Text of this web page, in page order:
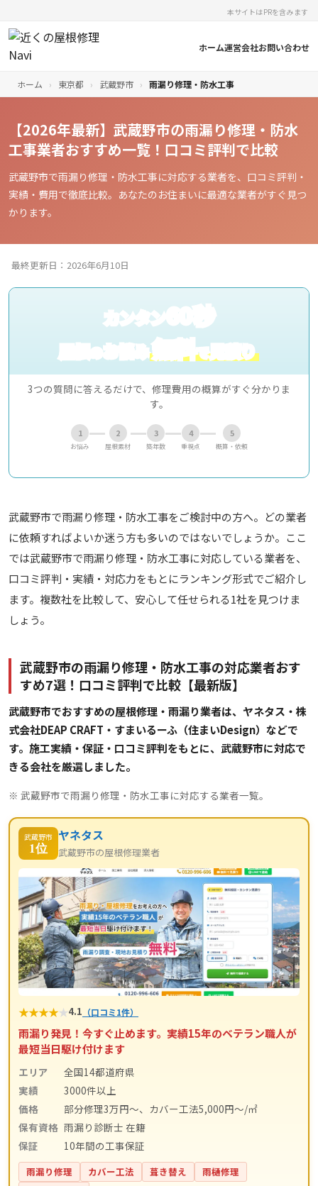
本サイトはPRを含みます
ホーム運営会社お問い合わせ
ホーム › 東京都 › 武蔵野市 › 雨漏り修理・防水工事
【2026年最新】武蔵野市の雨漏り修理・防水
工事業者おすすめ一覧！口コミ評判で比較
武蔵野市で雨漏り修理・防水工事に対応する業者を、口コミ評判・
実績・費用で徹底比較。あなたのお住まいに最適な業者がすぐ見つ
かります。
最終更新日：2026年6月10日
カンタン60秒
屋根のお悩み無料で見積り
3つの質問に答えるだけで、修理費用の概算がすぐ分かりま
す。
1
お悩み
2
屋根素材
3
築年数
4
重視点
5
概算・依頼
武蔵野市で雨漏り修理・防水工事をご検討中の方へ。どの業者
に依頼すればよいか迷う方も多いのではないでしょうか。ここ
では武蔵野市で雨漏り修理・防水工事に対応している業者を、
口コミ評判・実績・対応力をもとにランキング形式でご紹介し
ます。複数社を比較して、安心して任せられる1社を見つけま
しょう。
武蔵野市の雨漏り修理・防水工事の対応業者おす
すめ7選！口コミ評判で比較【最新版】
武蔵野市でおすすめの屋根修理・雨漏り業者は、ヤネタス・株
式会社DEAP CRAFT・すまいるーふ（住まいDesign）などで
す。施工実績・保証・口コミ評判をもとに、武蔵野市に対応で
きる会社を厳選しました。
※ 武蔵野市で雨漏り修理・防水工事に対応する業者一覧。
武蔵野市
1位
ヤネタス
武蔵野市の屋根修理業者
★★★★★4.1 （口コミ1件）
雨漏り発見！今すぐ止めます。実績15年のベテラン職人が
最短当日駆け付けます
エリア
全国14都道府県
実績
3000件以上
価格
部分修理3万円～、カバー工法5,000円～/㎡
保有資格 雨漏り診断士 在籍
保証
10年間の工事保証
雨漏り修理 カバー工法 葺き替え
雨樋修理